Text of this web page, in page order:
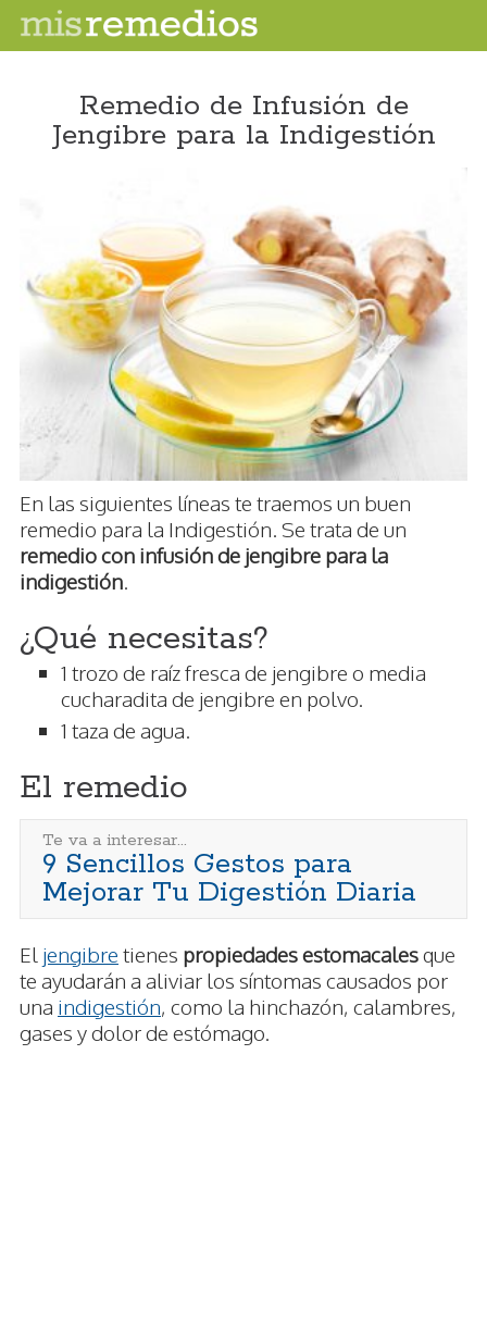
Remedio de Infusión de
Jengibre para la Indigestión
En las siguientes líneas te traemos un buen
remedio para la Indigestión. Se trata de un
remedio con infusión de jengibre para la
indigestión.
¿Qué necesitas?
1 trozo de raíz fresca de jengibre o media
cucharadita de jengibre en polvo.
1 taza de agua.
El remedio
Te va a interesar...
9 Sencillos Gestos para
Mejorar Tu Digestión Diaria
El jengibre tienes propiedades estomacalesque
te ayudarán a aliviar los síntomas causados por
una indigestión, como la hinchazón, calambres,
gases y dolor de estómago.